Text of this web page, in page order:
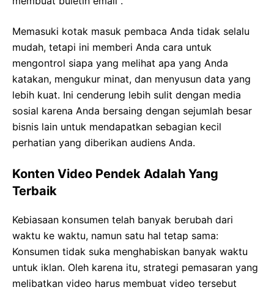
Memasuki kotak masuk pembaca Anda tidak selalu
mudah, tetapi ini memberi Anda cara untuk
mengontrol siapa yang melihat apa yang Anda
katakan, mengukur minat, dan menyusun data yang
lebih kuat. Ini cenderung lebih sulit dengan media
sosial karena Anda bersaing dengan sejumlah besar
bisnis lain untuk mendapatkan sebagian kecil
perhatian yang diberikan audiens Anda.
Konten Video Pendek Adalah Yang
Terbaik
Kebiasaan konsumen telah banyak berubah dari
waktu ke waktu, namun satu hal tetap sama:
Konsumen tidak suka menghabiskan banyak waktu
untuk iklan. Oleh karena itu, strategi pemasaran yang
melibatkan video harus membuat video tersebut